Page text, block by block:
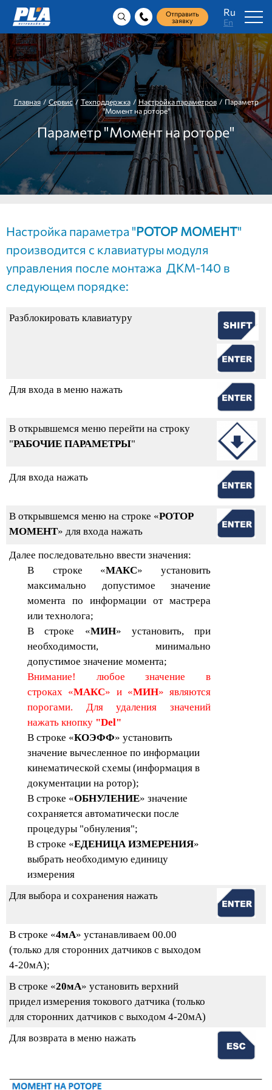
Ru
En
Отправить
заявку
Главная/ Сервис/ Техподдержка/ Настройка параметров/ Параметр
"Момент на роторе"
Параметр "Момент на роторе"
Настройка параметра "РОТОР МОМЕНТ"
производится с клавиатуры модуля
управления после монтажа ДКМ-140 в
следующем порядке:
Разблокировать клавиатуру
Для входа в меню нажать
В открывшемся меню перейти на строку
"РАБОЧИЕ ПАРАМЕТРЫ"
Для входа нажать
В открывшемся меню на строке «РОТОР
МОМЕНТ» для входа нажать
Далее последовательно ввести значения:
В строке
«МАКС»
установить
максимально допустимое значение
момента по информации от мастрера
или технолога;
В строке
«МИН»
установить, при
необходимости, минимально
допустимое значение момента;
Внимание! любое значение в
строках «МАКС» и «МИН» являются
порогами. Для удаления значений
нажать кнопку "Del"
В строке «КОЭФФ» установить
значение вычесленное по информации
кинематической схемы (информация в
документации на ротор);
В строке «ОБНУЛЕНИЕ» значение
сохраняется автоматически после
процедуры "обнуления";
В строке «ЕДЕНИЦА ИЗМЕРЕНИЯ»
выбрать необходимую единицу
измерения
Для выбора и сохранения нажать
В строке «4мА» устанавливаем 00.00
(только для сторонних датчиков с выходом
4-20мА);
В строке «20мА» установить верхний
придел измерения токового датчика (только
для сторонних датчиков с выходом 4-20мА)
Для возврата в меню нажать